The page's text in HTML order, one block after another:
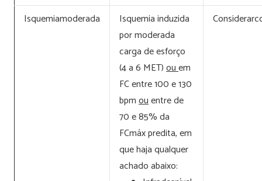
Isquemiamoderada
Isquemia induzida
por moderada
carga de esforço
(4 a 6 MET)ouem
FC entre 100 e 130
bpmouentre de
70 e 85% da
FCmáx predita, em
que haja qualquer
achado abaixo: